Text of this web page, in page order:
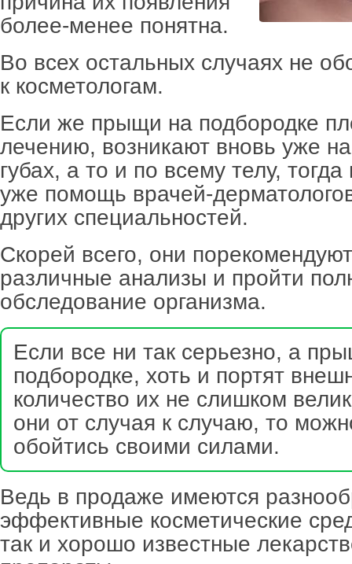
более-менее понятна.
Во всех остальных случаях не
к косметологам.
Если же прыщи на подбородке
лечению, возникают вновь уже
губах, а то и по всему телу,
уже помощь врачей-
других специальностей.
Скорей всего, они
различные анализы и пройти
обследование организма.
Если все ни так серьезно, а
подбородке, хоть и портят
количество их не слишком
они от случая к случаю, то
обойтись своими силами.
Ведь в продаже имеются
эффективные косметические
так и хорошо известные